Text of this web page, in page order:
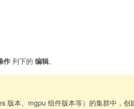
作 列下的 编辑。
版本、mgpu 组件版本等）的集群中，